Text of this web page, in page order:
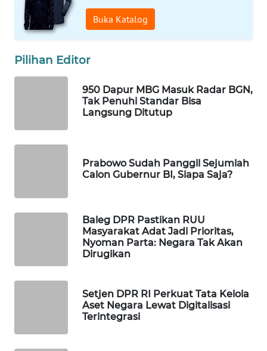
Buka Katalog
Pilihan Editor
950 Dapur MBG Masuk Radar BGN,
Tak Penuhi Standar Bisa
Langsung Ditutup
Prabowo Sudah Panggil Sejumlah
Calon Gubernur BI, Siapa Saja?
Baleg DPR Pastikan RUU
Masyarakat Adat Jadi Prioritas,
Nyoman Parta: Negara Tak Akan
Dirugikan
Setjen DPR RI Perkuat Tata Kelola
Aset Negara Lewat Digitalisasi
Terintegrasi
WAHANA
OTOMOTIF
HEALTH
Wahana
MASYARAKAT